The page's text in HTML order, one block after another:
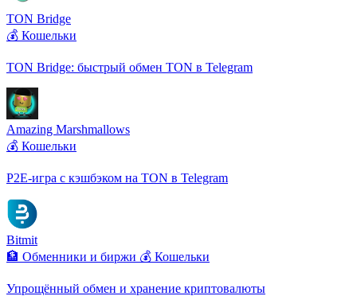
TON Bridge
💰 Кошельки
TON Bridge: быстрый обмен TON в Telegram
Amazing Marshmallows
💰 Кошельки
P2E-игра с кэшбэком на TON в Telegram
Bitmit
🏦 Обменники и биржи 💰 Кошельки
Упрощённый обмен и хранение криптовалюты